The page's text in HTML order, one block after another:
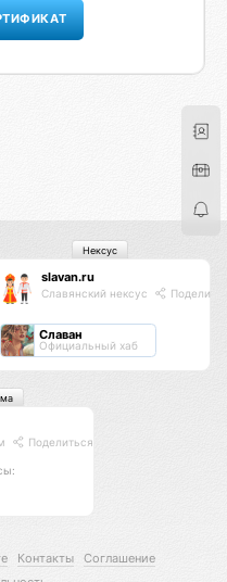
slavan.ru
Славянский нексус
Славан
Официальный хаб
Нексус
Поделиться
Контакты
Соглашение